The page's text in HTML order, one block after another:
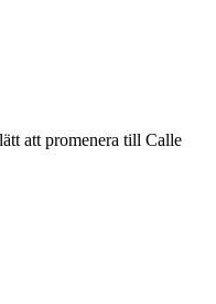
att promenera till Calle